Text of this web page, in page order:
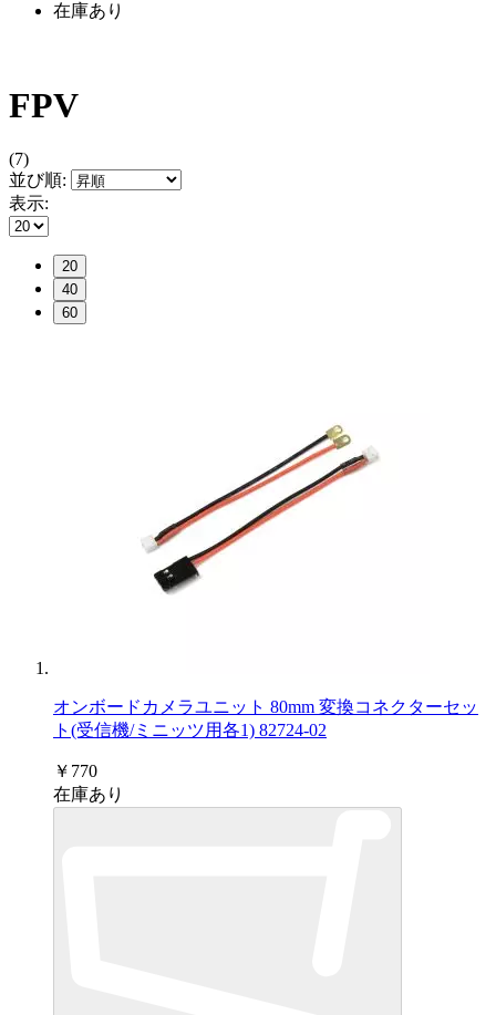
在庫あり
FPV
(7)
並び順:
表示:
20
40
60
オンボードカメラユニット 80mm 変換コネクターセッ
ト(受信機/ミニッツ用各1) 82724-02
￥770
在庫あり